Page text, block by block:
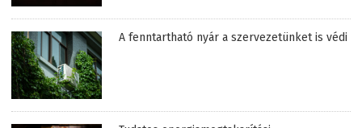
A fenntartható nyár a szervezetünket is védi